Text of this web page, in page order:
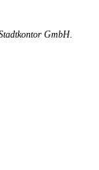
GmbH.